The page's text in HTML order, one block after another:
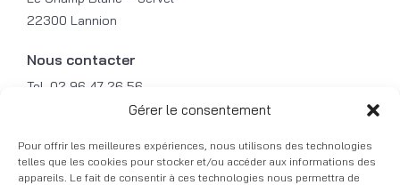
Gérer le consentement
Pour offrir les meilleures expériences, nous utilisons des technologies
telles que les cookies pour stocker et/ou accéder aux informations des
appareils. Le fait de consentir à ces technologies nous permettra de
22300 Lannion
Nous contacter
Tel. 02 96 47 26 56
Mob. 06 31 49 87 79
Mail. contact@courbalu.fr